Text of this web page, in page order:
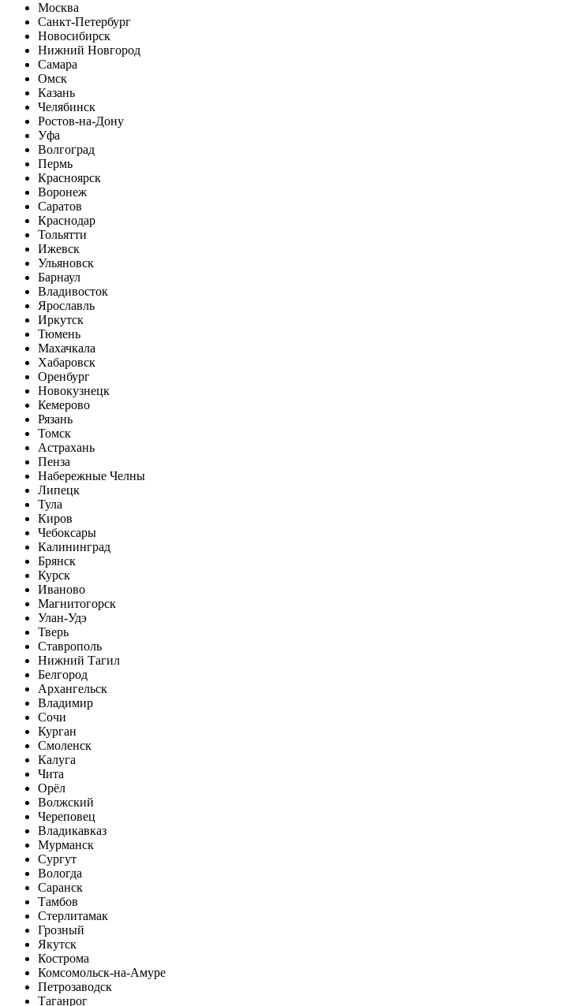
Москва
Санкт-Петербург
Новосибирск
Нижний Новгород
Самара
Омск
Казань
Челябинск
Ростов-на-Дону
Уфа
Волгоград
Пермь
Красноярск
Воронеж
Саратов
Краснодар
Тольятти
Ижевск
Ульяновск
Барнаул
Владивосток
Ярославль
Иркутск
Тюмень
Махачкала
Хабаровск
Оренбург
Новокузнецк
Кемерово
Рязань
Томск
Астрахань
Пенза
Набережные Челны
Липецк
Тула
Киров
Чебоксары
Калининград
Брянск
Курск
Иваново
Магнитогорск
Улан-Удэ
Тверь
Ставрополь
Нижний Тагил
Белгород
Архангельск
Владимир
Сочи
Курган
Смоленск
Калуга
Чита
Орёл
Волжский
Череповец
Владикавказ
Мурманск
Сургут
Вологда
Саранск
Тамбов
Стерлитамак
Грозный
Якутск
Кострома
Комсомольск-на-Амуре
Петрозаводск
Таганрог